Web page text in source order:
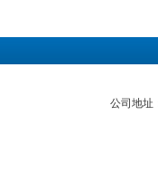
公司地址